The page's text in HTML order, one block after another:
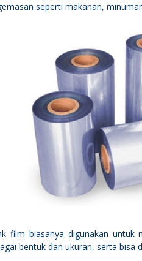
seperti makanan,
film biasanya digunakan untuk
bentuk dan ukuran, serta bisa